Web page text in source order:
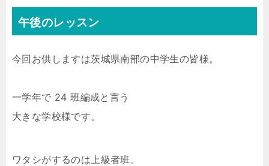
午後のレッスン
今回お供しますは茨城県南部の中学生の皆様。
一学年で 24 班編成と言う
大きな学校様です。
ワタシがするのは上級者班。